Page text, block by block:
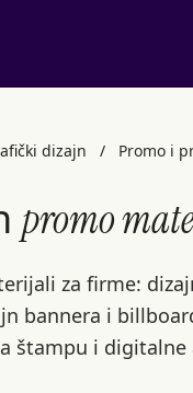
dizajn / Promo i
promo
za firme:
bannera i
štampu i digitalne